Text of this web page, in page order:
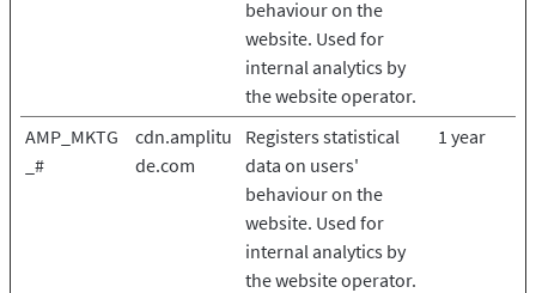
behaviour on the
website. Used for
internal analytics by
the website operator.
AMP_MKTG
_#
cdn.amplitu
de.com
Registers statistical
data on users'
behaviour on the
website. Used for
internal analytics by
the website operator.
1 year